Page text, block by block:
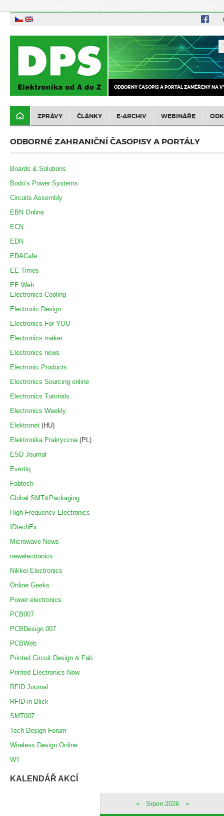
ODBORNÝ ČASOPIS A PORTÁL ZAMĚŘENÝ NA
ZPRÁVY ČLÁNKY E-ARCHIV WEBINÁŘE
ODBORNÉ ZAHRANIČNÍ ČASOPISY A PORTÁLY
Boards & Solutions
Bodo’s Power Systems
Circuits Assembly
EBN Online
ECN
EDN
EDACafe
EE Times
EE Web
Electronics Cooling
Electronic Design
Electronics For YOU
Electronics maker
Electronics news
Electronic Products
Electronics Sourcing online
Electronics Tutorials
Electronics Weekly
Elektronet (HU)
Elektronika Praktyczna (PL)
ESD Journal
Evertiq
Fabtech
Global SMT&Packaging
High Frequency Electronics
IDtechEx
Microwave News
newelectronics
Nikkei Electronics
Online Geeks
Power electronics
PCB007
PCBDesign 007
PCBWeb
Printed Circuit Design & Fab
Printed Electronics Now
RFID Journal
RFID in Blick
SMT007
Tech Design Forum
Wireless Design Online
WT
KALENDÁŘ AKCÍ
« Srpen 2026 »